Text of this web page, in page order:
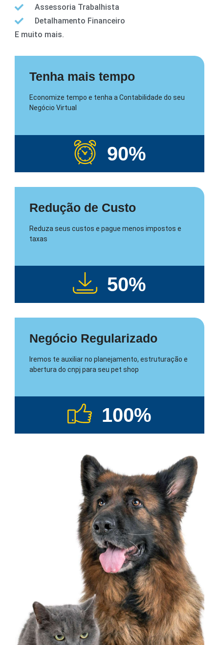
Assessoria Trabalhista
Detalhamento Financeiro
E muito mais.
Tenha mais tempo
Economize tempo e tenha a Contabilidade do seu
Negócio Virtual
90%
Redução de Custo
Reduza seus custos e pague menos impostos e
taxas
50%
Negócio Regularizado
Iremos te auxiliar no planejamento, estruturação e
abertura do cnpj para seu pet shop
100%